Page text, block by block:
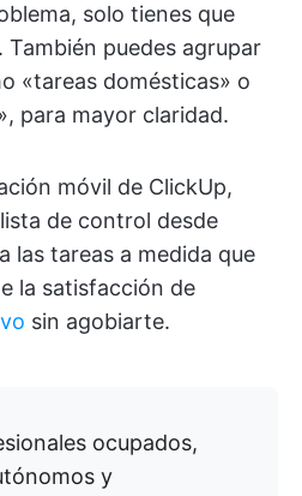
solo tienes que
puedes agrupar
«tareas domésticas» o
para mayor claridad.
móvil de ClickUp,
de control desde
las tareas a medida que
la satisfacción de
sin agobiarte.
ocupados,
y